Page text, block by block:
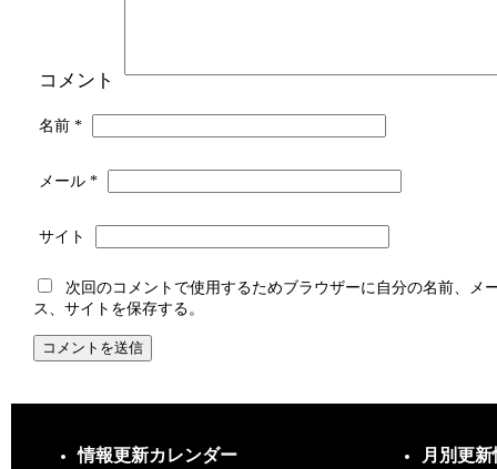
コメント
名前 *
メール *
サイト
次回のコメントで使用するためブラウザーに自分の名前、メ
ス、サイトを保存する。
情報更新カレンダー 月別更